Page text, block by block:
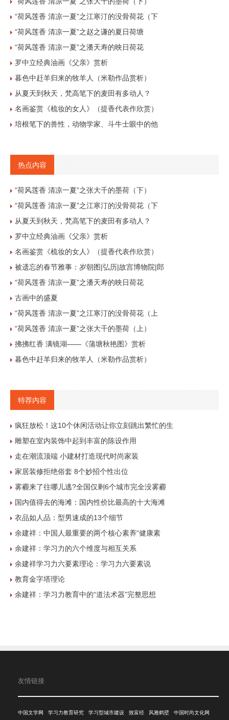
“荷风莲香 清凉一夏”之江寒汀的没骨荷花（下
“荷风莲香 清凉一夏”之赵之谦的夏日荷塘
“荷风莲香 清凉一夏”之潘天寿的映日荷花
罗中立经典油画《父亲》赏析
暮色中赶羊归来的牧羊人（米勒作品赏析）
从夏天到秋天，梵高笔下的麦田有多动人？
名画鉴赏《梳妆的女人》（提香代表作欣赏）
培根笔下的兽性，动物学家、斗牛士眼中的他
热点内容
“荷风莲香 清凉一夏”之张大千的墨荷（下）
“荷风莲香 清凉一夏”之江寒汀的没骨荷花（下
从夏天到秋天，梵高笔下的麦田有多动人？
罗中立经典油画《父亲》赏析
名画鉴赏《梳妆的女人》（提香代表作欣赏）
被遗忘的春节雅事：岁朝图|弘历|故宫博物院|郎
“荷风莲香 清凉一夏”之潘天寿的映日荷花
古画中的盛夏
“荷风莲香 清凉一夏”之江寒汀的没骨荷花（上
“荷风莲香 清凉一夏”之张大千的墨荷（上）
拂拂红香 满镜湖——《蒲塘秋艳图》赏析
暮色中赶羊归来的牧羊人（米勒作品赏析）
特荐内容
疯狂放松！这10个休闲活动让你立刻跳出繁忙的生
雕塑在室内装饰中起到丰富的陈设作用
走在潮流顶端 小建材打造现代时尚家装
家居装修拒绝俗套 8个妙招个性出位
雾霾来了往哪儿逃?全国仅剩6个城市完全没雾霾
国内值得去的海滩：国内性价比最高的十大海滩
衣品如人品：型男速成的13个细节
余建祥：中国人最重要的两个核心素养“健康素
余建祥：学习力的六个维度与相互关系
余建祥学习力六要素理论：学习力六要素说
教育金字塔理论
余建祥：学习力教育中的“道法术器”完整思想
友情链接
中国文学网 学习力教育研究 学习型城市建设 致富经 风雅鹤壁
中国时尚文化网